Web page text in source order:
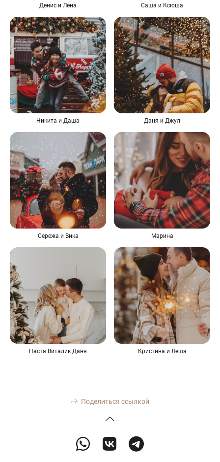
Денис и Лена Саша и Ксюша
Никита и Даша Даня и Джул
Сережа и Вика Марина
Настя Виталик Даня Кристина и Леша
Поделиться ссылкой